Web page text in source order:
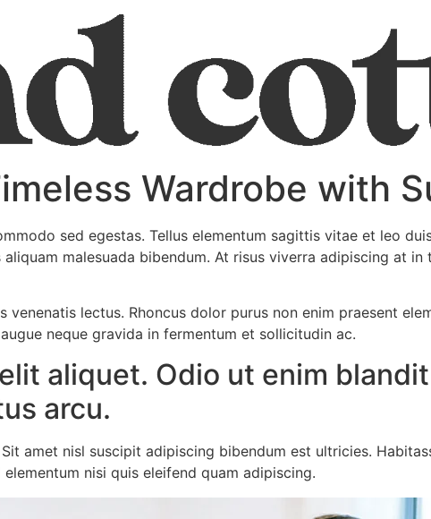
Wardrobe with
sed egestas. Tellus elementum sagittis vitae et leo
malesuada bibendum. At risus viverra adipiscing at
venenatis lectus. Rhoncus dolor purus non enim praesent
neque gravida in fermentum et sollicitudin ac.
aliquet. Odio ut enim
arcu.
amet nisl suscipit adipiscing bibendum est ultricies.
nisi quis eleifend quam adipiscing.